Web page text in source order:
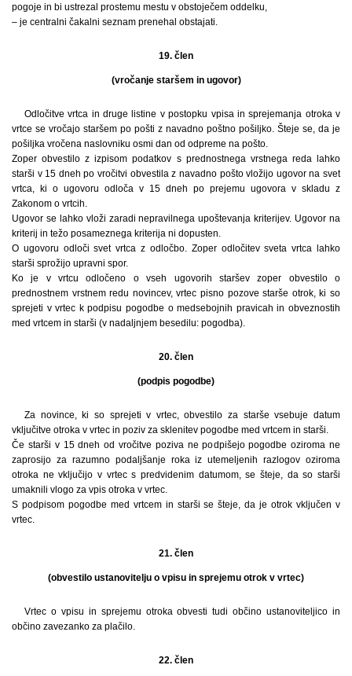
pogoje in bi ustrezal prostemu mestu v obstoječem oddelku,
– je centralni čakalni seznam prenehal obstajati.
19. člen
(vročanje staršem in ugovor)
Odločitve vrtca in druge listine v postopku vpisa in sprejemanja otroka v
vrtce se vročajo staršem po pošti z navadno poštno pošiljko. Šteje se, da je
pošiljka vročena naslovniku osmi dan od odpreme na pošto.
Zoper obvestilo z izpisom podatkov s prednostnega vrstnega reda lahko
starši v 15 dneh po vročitvi obvestila z navadno pošto vložijo ugovor na svet
vrtca, ki o ugovoru odloča v 15 dneh po prejemu ugovora v skladu z
Zakonom o vrtcih.
Ugovor se lahko vloži zaradi nepravilnega upoštevanja kriterijev. Ugovor na
kriterij in težo posameznega kriterija ni dopusten.
O ugovoru odloči svet vrtca z odločbo. Zoper odločitev sveta vrtca lahko
starši sprožijo upravni spor.
Ko je v vrtcu odločeno o vseh ugovorih staršev zoper obvestilo o
prednostnem vrstnem redu novincev, vrtec pisno pozove starše otrok, ki so
sprejeti v vrtec k podpisu pogodbe o medsebojnih pravicah in obveznostih
med vrtcem in starši (v nadaljnjem besedilu: pogodba).
20. člen
(podpis pogodbe)
Za novince, ki so sprejeti v vrtec, obvestilo za starše vsebuje datum
vključitve otroka v vrtec in poziv za sklenitev pogodbe med vrtcem in starši.
Če starši v 15 dneh od vročitve poziva ne podpišejo pogodbe oziroma ne
zaprosijo za razumno podaljšanje roka iz utemeljenih razlogov oziroma
otroka ne vključijo v vrtec s predvidenim datumom, se šteje, da so starši
umaknili vlogo za vpis otroka v vrtec.
S podpisom pogodbe med vrtcem in starši se šteje, da je otrok vključen v
vrtec.
21. člen
(obvestilo ustanovitelju o vpisu in sprejemu otrok v vrtec)
Vrtec o vpisu in sprejemu otroka obvesti tudi občino ustanoviteljico in
občino zavezanko za plačilo.
22. člen